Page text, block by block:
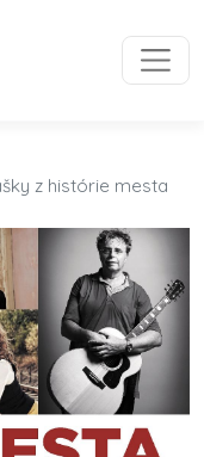
z histórie mesta